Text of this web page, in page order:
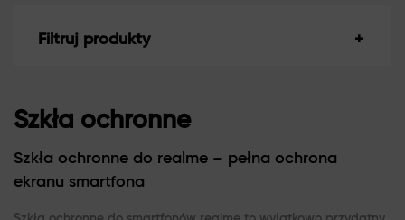
Filtruj produkty
Szkła ochronne
Szkła ochronne do realme – pełna ochrona
ekranu smartfona